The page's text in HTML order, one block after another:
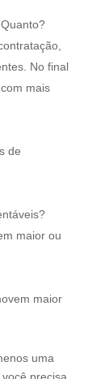
No final
mais
de
maior ou
maior
uma
precisa